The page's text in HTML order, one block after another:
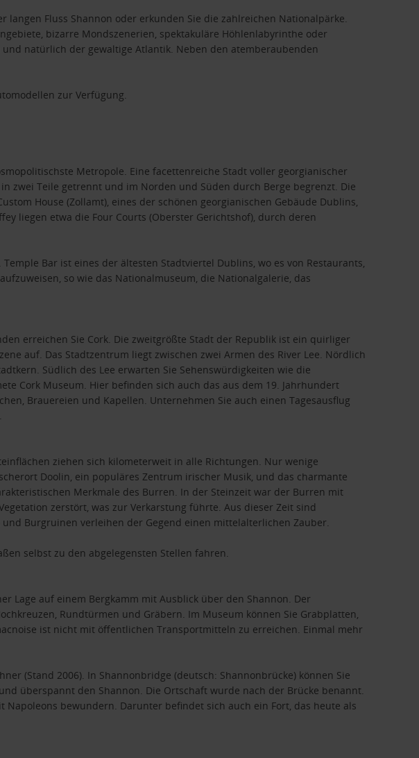
Fluss Shannon oder erkunden Sie die zahlreichen Nationalpärke.
bizarre Mondszenerien, spektakuläre Höhlenlabyrinthe oder
natürlich der gewaltige Atlantik. Neben den atemberaubenden
zur Verfügung.
Metropole. Eine facettenreiche Stadt voller georgianischer
zwei Teile getrennt und im Norden und Süden durch Berge begrenzt. Die
House (Zollamt), eines der schönen georgianischen Gebäude Dublins,
liegen etwa die Four Courts (Oberster Gerichtshof), durch deren
Bar ist eines der ältesten Stadtviertel Dublins, wo es von Restaurants,
so wie das Nationalmuseum, die Nationalgalerie, das
erreichen Sie Cork. Die zweitgrößte Stadt der Republik ist ein quirliger
auf. Das Stadtzentrum liegt zwischen zwei Armen des River Lee. Nördlich
Südlich des Lee erwarten Sie Sehenswürdigkeiten wie die
Cork Museum. Hier befinden sich auch das aus dem 19. Jahrhundert
Brauereien und Kapellen. Unternehmen Sie auch einen Tagesausflug
ziehen sich kilometerweit in alle Richtungen. Nur wenige
Doolin, ein populäres Zentrum irischer Musik, und das charmante
Merkmale des Burren. In der Steinzeit war der Burren mit
zerstört, was zur Verkarstung führte. Aus dieser Zeit sind
Burgruinen verleihen der Gegend einen mittelalterlichen Zauber.
selbst zu den abgelegensten Stellen fahren.
Lage auf einem Bergkamm mit Ausblick über den Shannon. Der
Rundtürmen und Gräbern. Im Museum können Sie Grabplatten,
ist nicht mit öffentlichen Transportmitteln zu erreichen. Einmal mehr
(Stand 2006). In Shannonbridge (deutsch: Shannonbrücke) können Sie
überspannt den Shannon. Die Ortschaft wurde nach der Brücke benannt.
bewundern. Darunter befindet sich auch ein Fort, das heute als